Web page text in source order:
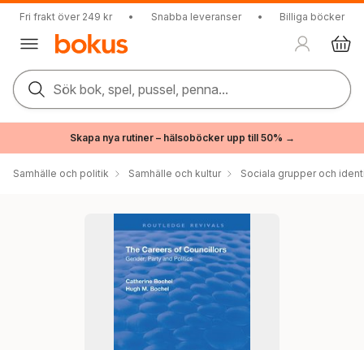
Fri frakt över 249 kr • Snabba leveranser • Billiga böcker
Sök bok, spel, pussel, penna...
Skapa nya rutiner – hälsoböcker upp till 50% →
Samhälle och politik Samhälle och kultur Sociala grupper och